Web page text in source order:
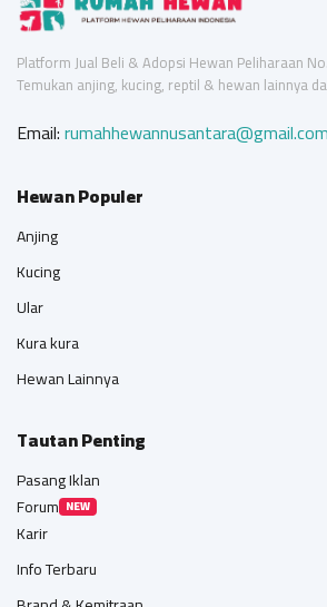
Platform Jual Beli & Adopsi Hewan Peliharaan
Temukan anjing, kucing, reptil & hewan lainnya
Email:rumahhewannusantara@gmail.com
Hewan Populer
Anjing
Kucing
Ular
Kura kura
Hewan Lainnya
Tautan Penting
Pasang Iklan
Forum NEW
Karir
Info Terbaru